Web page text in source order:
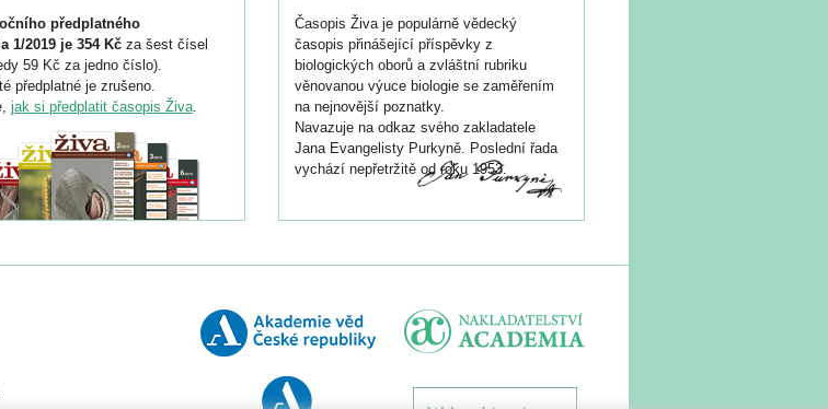
předplatného
1/2019 je 354 Kč za šest čísel
59 Kč za jedno číslo).
předplatné je zrušeno.
jak si předplatit časopis Živa.
Časopis Živa je populárně vědecký
časopis přinášející příspěvky z
biologických oborů a zvláštní rubriku
věnovanou výuce biologie se zaměřením
na nejnovější poznatky.
Navazuje na odkaz svého zakladatele
Jana Evangelisty Purkyně. Poslední řada
vychází nepřetržitě od roku 1953.